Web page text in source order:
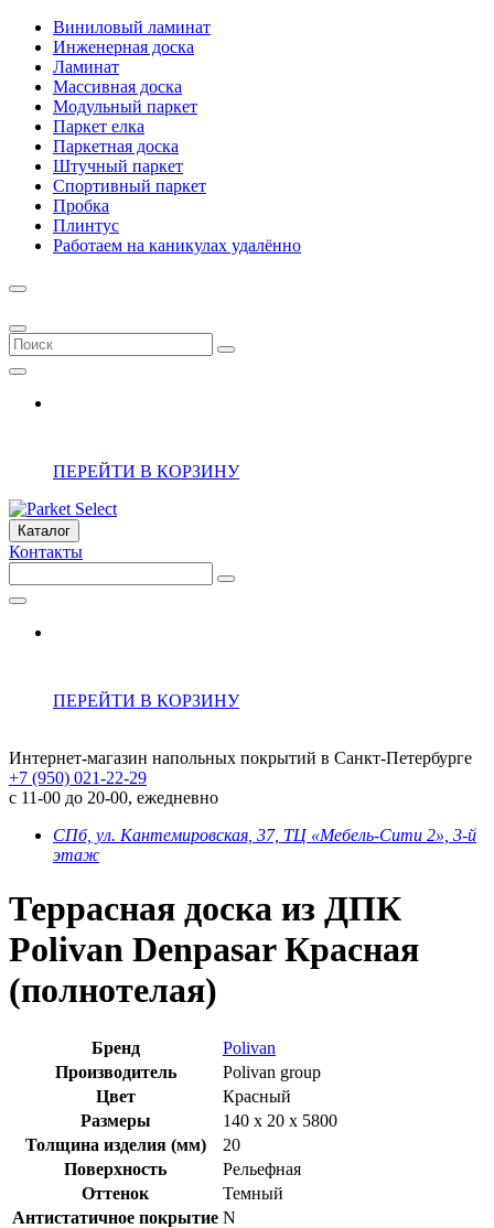
Виниловый ламинат
Инженерная доска
Ламинат
Массивная доска
Модульный паркет
Паркет елка
Паркетная доска
Штучный паркет
Спортивный паркет
Пробка
Плинтус
Работаем на каникулах удалённо
ПЕРЕЙТИ В КОРЗИНУ
Каталог
Контакты
ПЕРЕЙТИ В КОРЗИНУ
Интернет-магазин напольных покрытий в Санкт-Петербурге
+7 (950) 021-22-29
с 11-00 до 20-00, ежедневно
СПб, ул. Кантемировская, 37, ТЦ «Мебель-Сити 2», 3-й
этаж
Террасная доска из ДПК
Polivan Denpasar Красная
(полнотелая)
Бренд
Polivan
Производитель
Polivan group
Цвет
Красный
Размеры
140 х 20 х 5800
Толщина изделия (мм)
20
Поверхность
Рельефная
Оттенок
Темный
Антистатичное покрытие N